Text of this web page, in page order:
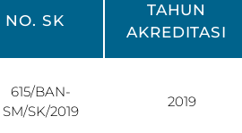
NO. SK
TAHUN
AKREDITASI
615/BAN-
SM/SK/2019
2019